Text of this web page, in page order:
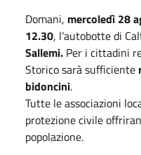
Domani, mercoledì 28
12.30, l’autobotte di
Sallemi. Per i cittadini
Storico sarà sufficiente
bidoncini.
Tutte le associazioni
protezione civile
popolazione.